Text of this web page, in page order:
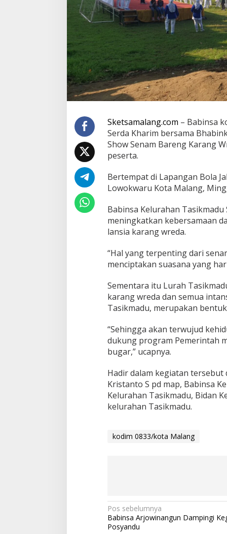
u
M
o
o
r
i
n
g
R
a
d
S
h
S
e
m
B
a
e
n
g
a
r
a
n
W
r
e
a
Sketsamalang.com – Babinsa
Serda Kharim bersama
Show Senam Bareng Karang
peserta.
Bertempat di Lapangan Bola
Lowokwaru Kota Malang,
Babinsa Kelurahan
meningkatkan kebersamaan
lansia karang wreda.
“Hal yang terpenting dari
menciptakan suasana yang
Sementara itu Lurah
karang wreda dan semua
Tasikmadu, merupakan
“Sehingga akan terwujud
dukung program Pemerintah
bugar,” ucapnya.
Hadir dalam kegiatan
Kristanto S pd map, Babinsa
Kelurahan Tasikmadu, Bidan
kelurahan Tasikmadu.
kodim 0833/kota Malang
N
a
Pos sebelumnya
Babinsa Arjowinangun Dampingi
Posyandu